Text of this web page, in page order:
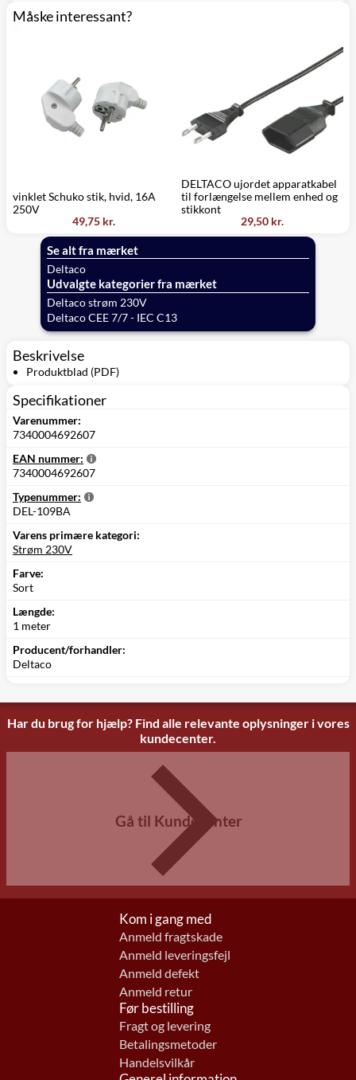
Måske interessant?
vinklet Schuko stik, hvid, 16A
250V
49,75 kr.
DELTACO ujordet apparatkabel
til forlængelse mellem enhed og
stikkont
29,50 kr.
Se alt fra mærket
Deltaco
Udvalgte kategorier fra mærket
Deltaco strøm 230V
Deltaco CEE 7/7 - IEC C13
Beskrivelse
Produktblad (PDF)
Specifikationer
Varenummer:
7340004692607
EAN nummer:
7340004692607
Typenummer:
DEL-109BA
Varens primære kategori:
Strøm 230V
Farve:
Sort
Længde:
1 meter
Producent/forhandler:
Deltaco
Har du brug for hjælp? Find alle relevante oplysninger i vores
kundecenter.
Gå til Kundecenter
Kom i gang med
Anmeld fragtskade
Anmeld leveringsfejl
Anmeld defekt
Anmeld retur
Før bestilling
Fragt og levering
Betalingsmetoder
Handelsvilkår